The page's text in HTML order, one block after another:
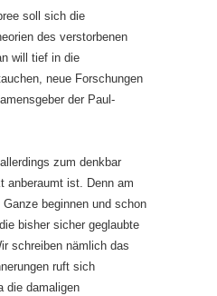
soll sich die
des verstorbenen
will tief in die
neue Forschungen
der Paul-
zum denkbar
anberaumt ist. Denn am
beginnen und schon
bisher sicher geglaubte
schreiben nämlich das
ruft sich
die damaligen